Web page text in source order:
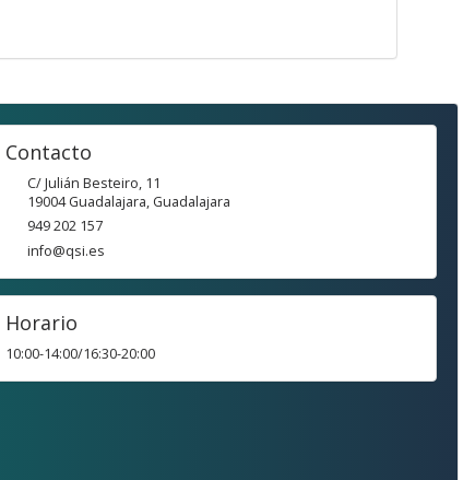
Contacto
C/ Julián Besteiro, 11
19004 Guadalajara, Guadalajara
949 202 157
info@qsi.es
Horario
10:00-14:00/16:30-20:00